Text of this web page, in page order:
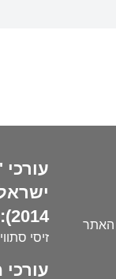
האתר
2014):
זיסי